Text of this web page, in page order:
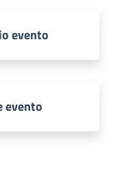
evento
evento